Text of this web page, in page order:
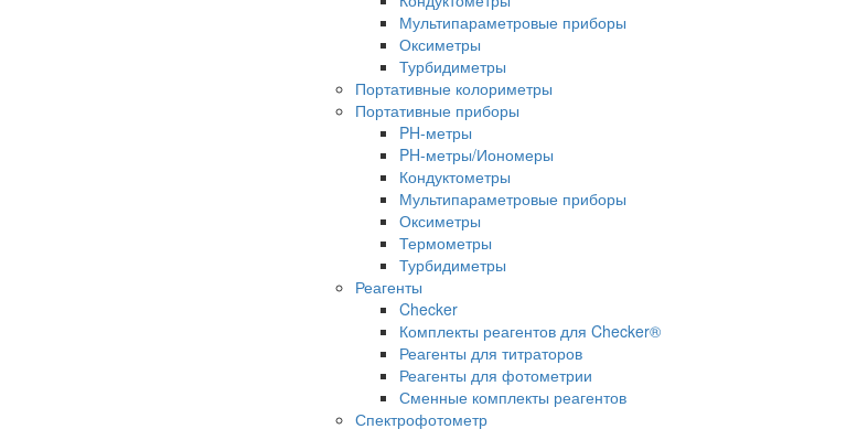
Мультипараметровые приборы
Оксиметры
Турбидиметры
Портативные колориметры
Портативные приборы
PH-метры
PH-метры/Иономеры
Кондуктометры
Мультипараметровые приборы
Оксиметры
Термометры
Турбидиметры
Реагенты
Checker
Комплекты реагентов для Checker®
Реагенты для титраторов
Реагенты для фотометрии
Сменные комплекты реагентов
Спектрофотометр